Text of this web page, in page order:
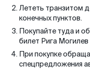
Лететь транзитом
конечных пунктов.
Покупайте туда и
билет Рига
При покупке
спецпредложения